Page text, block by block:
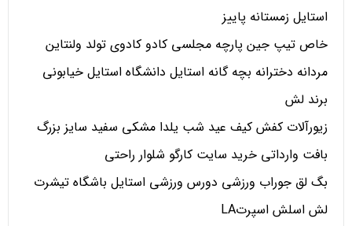
استایل زمستانه پاییز
خاص تیپ جین پارچه مجلسی کادو کادوی تولد ولنتاین
مردانه دخترانه بچه گانه استایل دانشگاه استایل خیابونی
برند لش
زیورآلات کفش کیف عید شب یلدا مشکی سفید سایز بزرگ
بافت وارداتی خرید سایت کارگو شلوار راحتی
بگ لق جوراب ورزشی دورس ورزشی استایل باشگاه تیشرت
لش اسلش اسپرتLA